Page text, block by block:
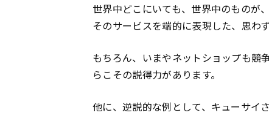
世界中どこにいても、世界中のものが
そのサービスを端的に表現した、思わ
もちろん、いまやネットショップも競
らこその説得力があります。
他に、逆説的な例として、キューサイ